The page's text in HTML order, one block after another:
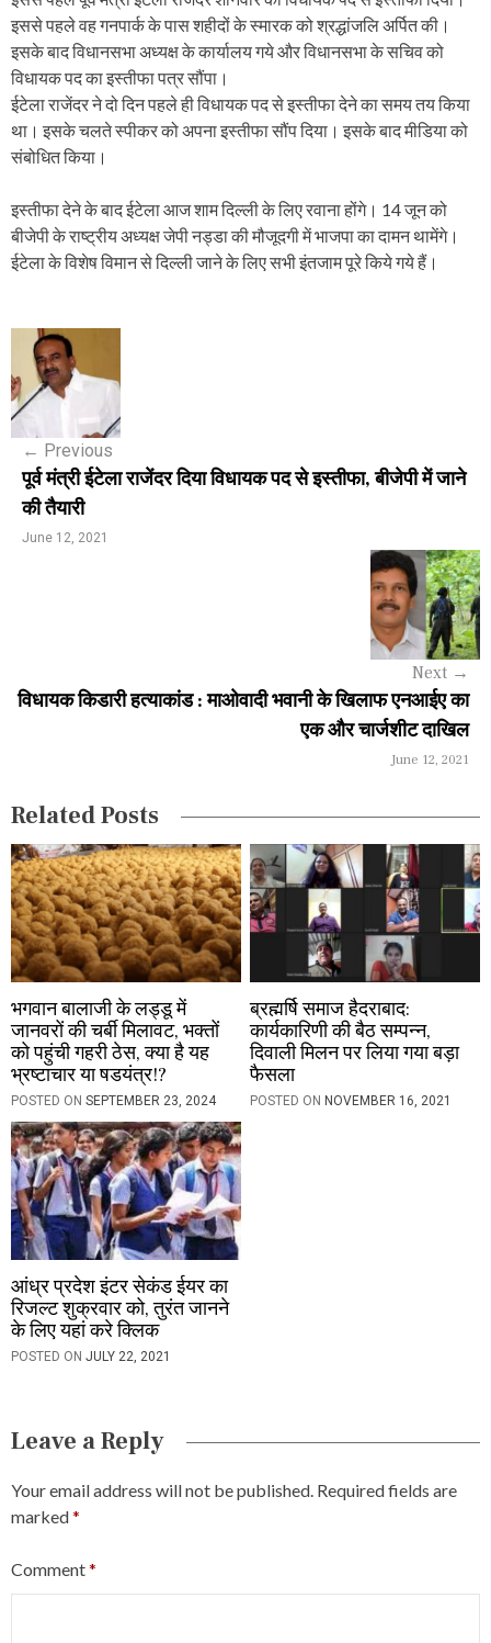
इससे पहले वह गनपार्क के पास शहीदों के स्मारक को श्रद्धांजलि अर्पित की।
इसके बाद विधानसभा अध्यक्ष के कार्यालय गये और विधानसभा के सचिव को
विधायक पद का इस्तीफा पत्र सौंपा।
ईटेला राजेंदर ने दो दिन पहले ही विधायक पद से इस्तीफा देने का समय तय किया
था। इसके चलते स्पीकर को अपना इस्तीफा सौंप दिया। इसके बाद मीडिया को
संबोधित किया।
इस्तीफा देने के बाद ईटेला आज शाम दिल्ली के लिए रवाना होंगे। 14 जून को
बीजेपी के राष्ट्रीय अध्यक्ष जेपी नड्डा की मौजूदगी में भाजपा का दामन थामेंगे।
ईटेला के विशेष विमान से दिल्ली जाने के लिए सभी इंतजाम पूरे किये गये हैं।
o
s
n
a
a
o
n
← Previous
पूर्व मंत्री ईटेला राजेंदर दिया विधायक पद से इस्तीफा, बीजेपी में जाने
की तैयारी
June 12, 2021
Next →
विधायक किडारी हत्याकांड : माओवादी भवानी के खिलाफ एनआईए का
एक और चार्जशीट दाखिल
June 12, 2021
Related Posts
भगवान बालाजी के लड्डू में
जानवरों की चर्बी मिलावट, भक्तों
को पहुंची गहरी ठेस, क्या है यह
भ्रष्टाचार या षडयंत्र!?
POSTED ON SEPTEMBER 23, 2024
ब्रह्मर्षि समाज हैदराबाद:
कार्यकारिणी की बैठ सम्पन्न,
दिवाली मिलन पर लिया गया बड़ा
फैसला
POSTED ONNOVEMBER 16, 2021
आंध्र प्रदेश इंटर सेकंड ईयर का
रिजल्ट शुक्रवार को, तुरंत जानने
के लिए यहां करे क्लिक
POSTED ON JULY 22, 2021
Leave a Reply
Your email address will not be published. Required fields are
marked*
Comment*